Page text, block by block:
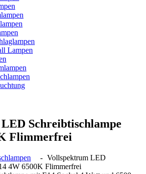
Lampen
Schreibtischlampe
Flimmerfrei
Vollspektrum LED
4W 6500K Flimmerfrei